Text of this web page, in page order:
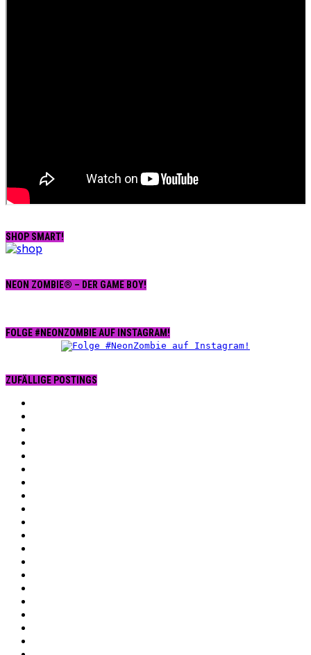
SHOP SMART!
NEON ZOMBIE® – DER GAME BOY!
FOLGE #NEONZOMBIE AUF INSTAGRAM!
ZUFÄLLIGE POSTINGS